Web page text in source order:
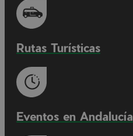
Rutas Turísticas
Eventos en Andalucía